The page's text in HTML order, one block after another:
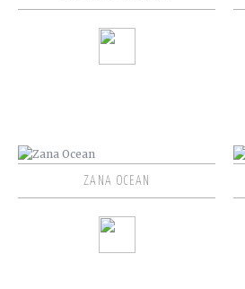
ZANA OCEAN